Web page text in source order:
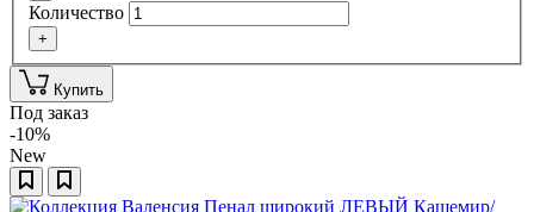
Количество
+
Купить
Под заказ
-10%
New